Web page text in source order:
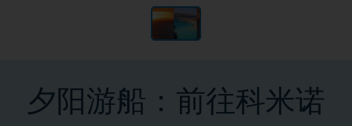
夕阳游船：前往科米诺